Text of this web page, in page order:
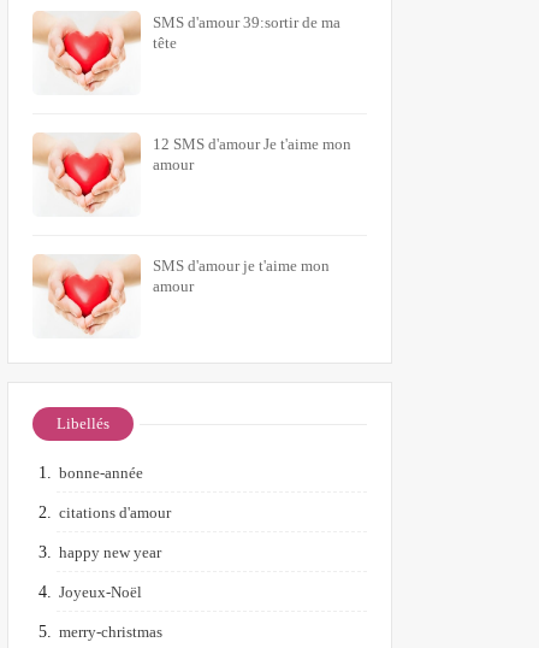
SMS d'amour 39:sortir de ma
tête
12 SMS d'amour Je t'aime mon
amour
SMS d'amour je t'aime mon
amour
Libellés
bonne-année
citations d'amour
happy new year
Joyeux-Noël
merry-christmas